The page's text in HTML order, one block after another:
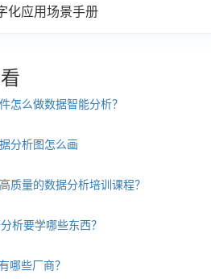
化应用场景手册
怎么做数据智能分析？
分析图怎么画
质量的数据分析培训课程？
析要学哪些东西？
哪些厂商？